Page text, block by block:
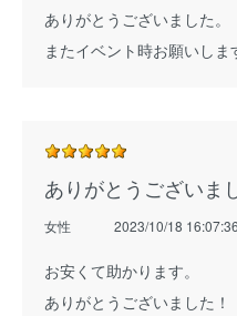
ありがとうございました。
またイベント時お願いしま
ありがとうございま
女性 2023/10/18 16:07:36
お安くて助かります。
ありがとうございました！